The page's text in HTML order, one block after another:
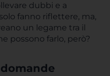
dubbi e a
fanno riflettere, ma,
un legame tra il
possono farlo, però?